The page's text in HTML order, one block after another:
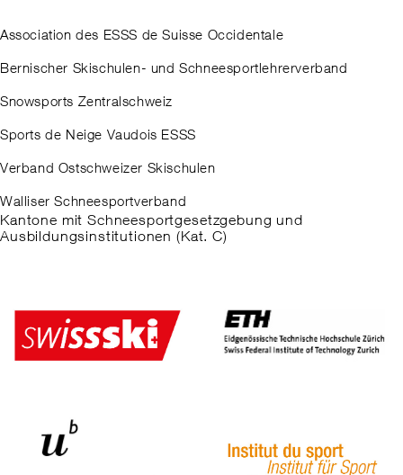
Association des ESSS de Suisse Occidentale
Bernischer Skischulen- und Schneesportlehrerverband
Snowsports Zentralschweiz
Sports de Neige Vaudois ESSS
Verband Ostschweizer Skischulen
Walliser Schneesportverband
Kantone mit Schneesportgesetzgebung und
Ausbildungsinstitutionen (Kat. C)